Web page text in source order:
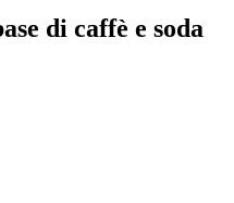
di caffè e soda